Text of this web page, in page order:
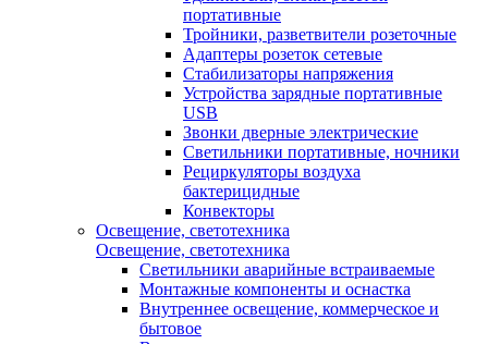
портативные
Тройники, разветвители розеточные
Адаптеры розеток сетевые
Стабилизаторы напряжения
Устройства зарядные портативные
USB
Звонки дверные электрические
Светильники портативные, ночники
Рециркуляторы воздуха
бактерицидные
Конвекторы
Освещение, светотехника
Освещение, светотехника
Светильники аварийные встраиваемые
Монтажные компоненты и оснастка
Внутреннее освещение, коммерческое и
бытовое